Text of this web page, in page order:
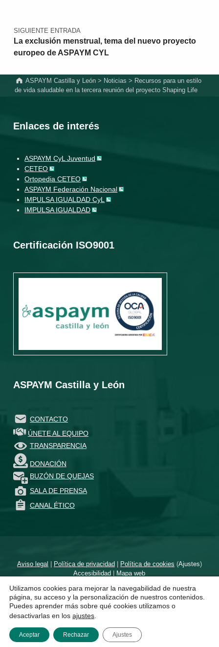
MENÚ
SIGUIENTE ENTRADA
La exclusión menstrual, tema del nuevo proyecto
europeo de ASPAYM CYL
ASPAYM Castilla y León > Noticias > Recursos para un estilo
de vida saludable en la tercera reunión del proyecto Shaping Life
Enlaces de interés
ASPAYM CyL Juventud
CETEO
Ortopedia CETEO
ASPAYM Federación Nacional
IMPULSA IGUALDAD CyL
IMPULSA IGUALDAD
Certificación ISO9001
ASPAYM Castilla y León
CONTACTO
ÚNETE AL EQUIPO
TRANSPARENCIA
DONACIÓN
BUZÓN DE QUEJAS
SALA DE PRENSA
CANAL ÉTICO
Aviso legal Política de privacidad Política de cookies (Ajustes)
Accesibilidad
Mapa web
Diseñado por un proyecto de
Utilizamos cookies para mejorar la navegabilidad de nuestra
página, su acceso y la personalización de nuestros contenidos.
Puedes aprender más sobre qué cookies utilizamos o
desactivarlas en los ajustes
Aceptar Rechazar Ajustes